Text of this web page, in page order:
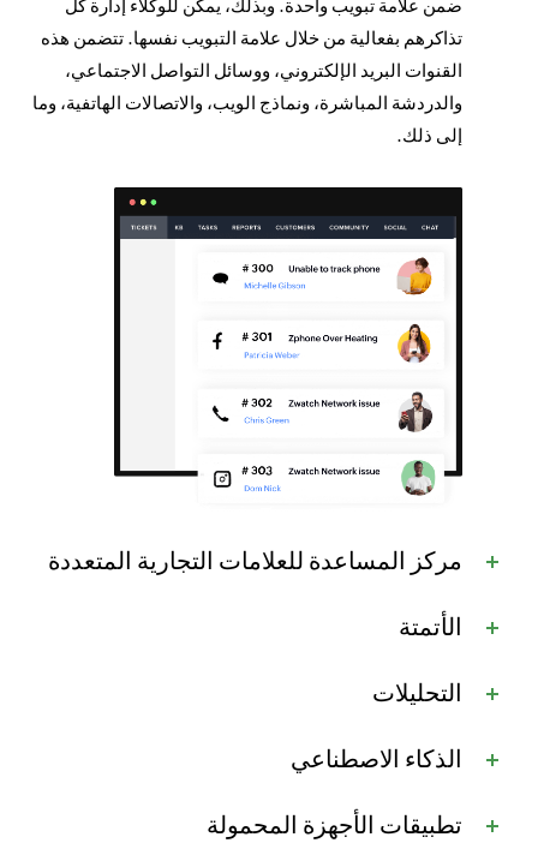
ضمن علامة تبويب واحدة. وبذلك، يمكن للوكلاء إدارة كل
تذاكرهم بفعالية من خلال علامة التبويب نفسها. تتضمن هذه
القنوات البريد الإلكتروني، ووسائل التواصل الاجتماعي،
والدردشة المباشرة، ونماذج الويب، والاتصالات الهاتفية، وما
إلى ذلك.
مركز المساعدة للعلامات التجارية المتعددة
الأتمتة
التحليلات
الذكاء الاصطناعي
تطبيقات الأجهزة المحمولة